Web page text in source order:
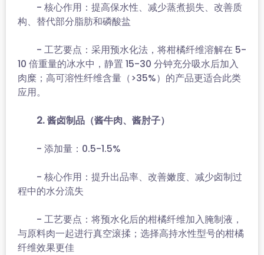
- 核心作用：提高保水性、减少蒸煮损失、改善质
构、替代部分脂肪和磷酸盐
- 工艺要点：采用预水化法，将柑橘纤维溶解在 5-
10 倍重量的冰水中，静置 15-30 分钟充分吸水后加入
肉糜；高可溶性纤维含量（>35%）的产品更适合此类
应用。
2. 酱卤制品（酱牛肉、酱肘子）
- 添加量：0.5-1.5%
- 核心作用：提升出品率、改善嫩度、减少卤制过
程中的水分流失
- 工艺要点：将预水化后的柑橘纤维加入腌制液，
与原料肉一起进行真空滚揉；选择高持水性型号的柑橘
纤维效果更佳